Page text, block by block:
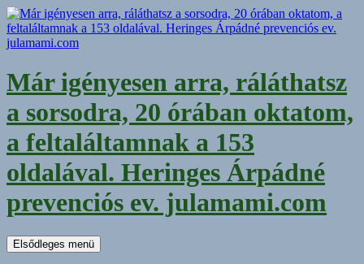
Kilépés
a
tartalomba
Már igényesen arra, ráláthatsz
a sorsodra, 20 órában oktatom,
a feltaláltamnak a 153
oldalával. Heringes Árpádné
prevenciós ev. julamami.com
Keresés
Elsődleges menü